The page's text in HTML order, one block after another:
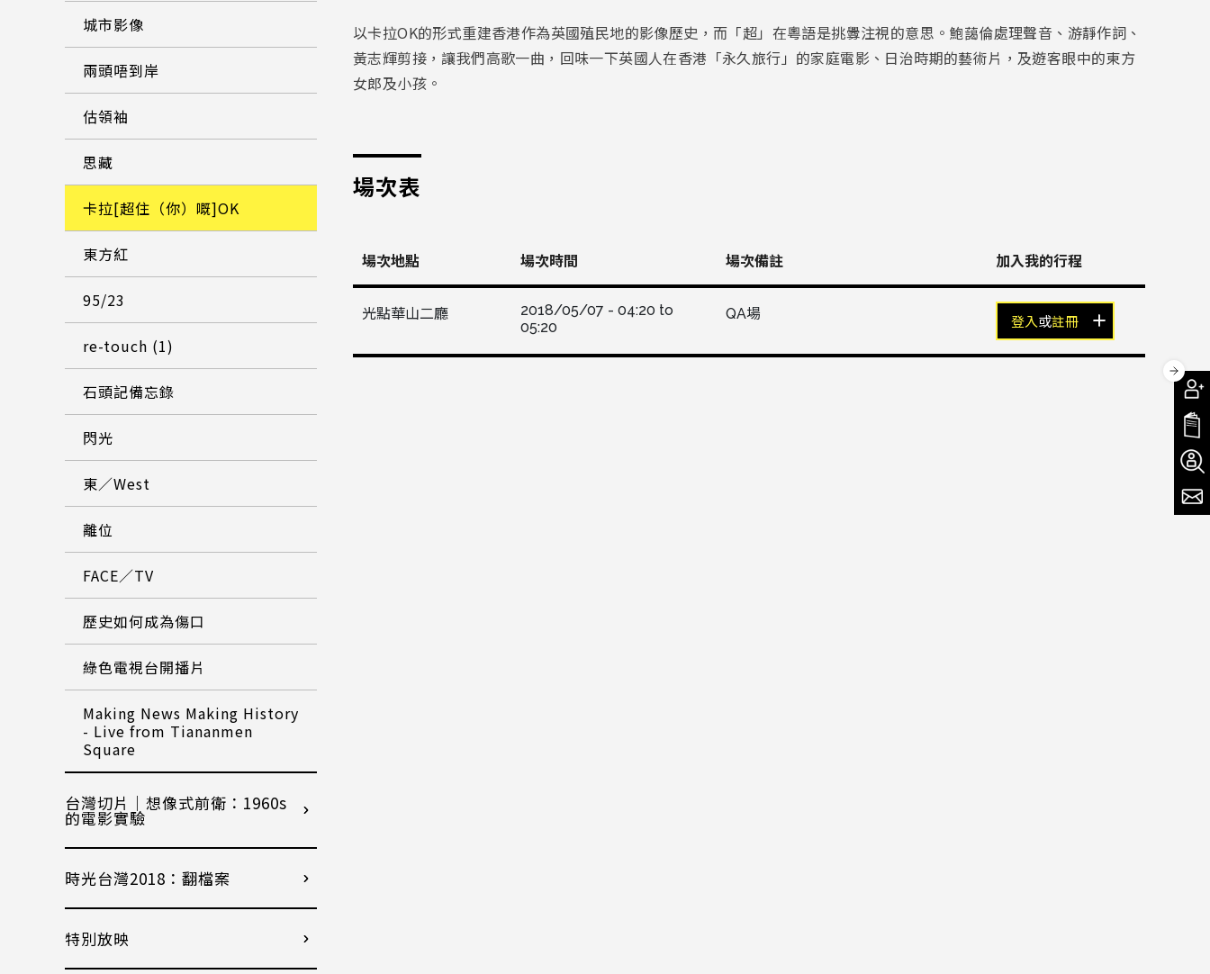
以卡拉OK的形式重建香港作為英國殖民地的影像歷史，而「超」在粵語是挑釁注視的意思。鮑藹倫處理聲音、游靜作詞、
黃志輝剪接，讓我們高歌一曲，回味一下英國人在香港「永久旅行」的家庭電影、日治時期的藝術片，及遊客眼中的東方
女郎及小孩。
場次表
場次地點 場次時間 場次備註 加入我的行程
光點華山二廳 2018/05/07 - 04:20 to
05:20
QA場 登入或註冊
城市影像
兩頭唔到岸
估領袖
思藏
卡拉[超住（你）嘅]OK
東方紅
95/23
re-touch (1)
石頭記備忘錄
閃光
東／West
離位
FACE／TV
歷史如何成為傷口
綠色電視台開播片
Making News Making History
- Live from Tiananmen
Square
台灣切片｜想像式前衛：1960s
的電影實驗
時光台灣2018：翻檔案
特別放映